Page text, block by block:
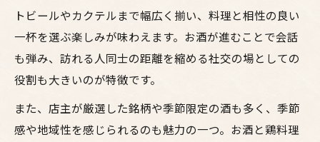
トビールやカクテルまで幅広く揃い、料理と相性の良い
一杯を選ぶ楽しみが味わえます。お酒が進むことで会話
も弾み、訪れる人同士の距離を縮める社交の場としての
役割も大きいのが特徴です。
また、店主が厳選した銘柄や季節限定の酒も多く、季節
感や地域性を感じられるのも魅力の一つ。お酒と鶏料理